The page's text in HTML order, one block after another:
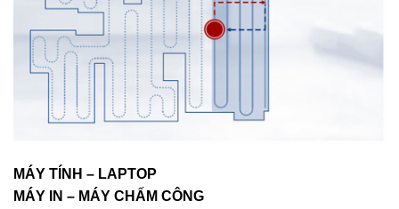
MÁY TÍNH – LAPTOP
MÁY IN – MÁY CHẤM CÔNG